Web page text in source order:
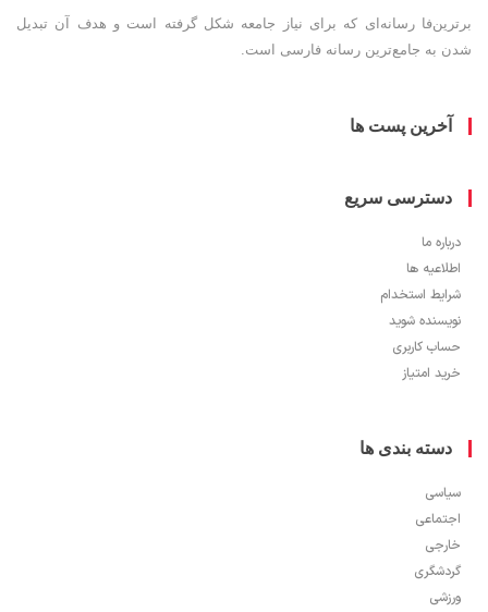
رسانه‌ای که برای نیاز جامعه شکل گرفته است و هدف آن تبدیل
جامع‌ترین رسانه فارسی است.
پست ها
سریع
ها
استخدام
شوید
کاربری
امتیاز
بندی ها